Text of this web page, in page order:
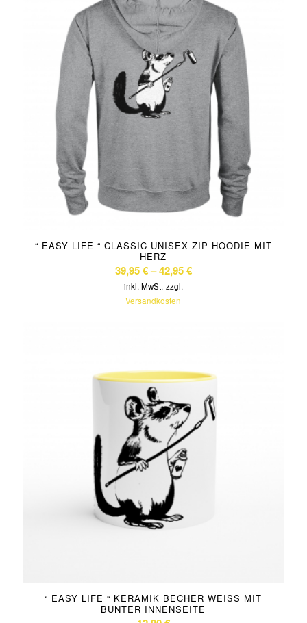
“ EASY LIFE “ CLASSIC UNISEX ZIP HOODIE MIT
HERZ
39,95€–42,95€
inkl. MwSt. zzgl.
Versandkosten
“ EASY LIFE “ KERAMIK BECHER WEISS MIT B
UNTER INNENSEITE